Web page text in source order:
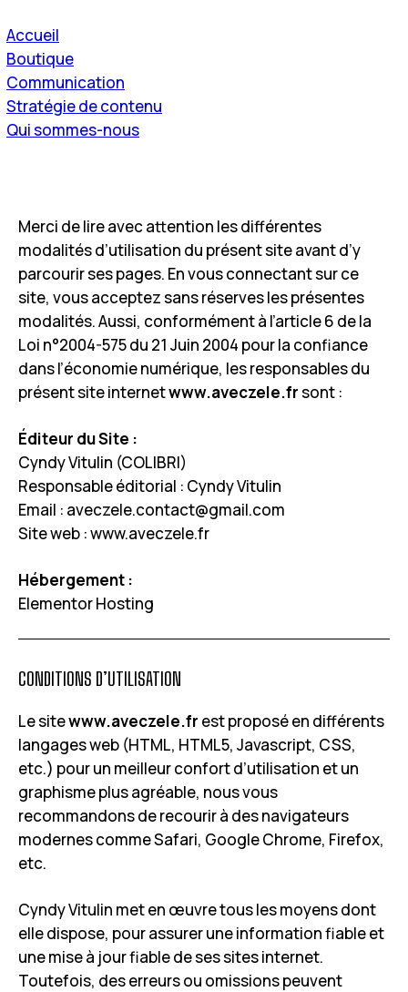
Accueil
Boutique
Communication
Stratégie de contenu
Qui sommes-nous
Merci de lire avec attention les différentes
modalités d’utilisation du présent site avant d’y
parcourir ses pages. En vous connectant sur ce
site, vous acceptez sans réserves les présentes
modalités. Aussi, conformément à l’article 6 de la
Loi n°2004-575 du 21 Juin 2004 pour la confiance
dans l’économie numérique, les responsables du
présent site internetwww.aveczele.frsont :
Éditeur du Site :
Cyndy Vitulin (COLIBRI)
Responsable éditorial : Cyndy Vitulin
Email : aveczele.contact@gmail.com
Site web :www.aveczele.fr
Hébergement :
Elementor Hosting
CONDITIONS D’UTILISATION
Le sitewww.aveczele.fr est proposé en différents
langages web (HTML, HTML5, Javascript, CSS,
etc.) pour un meilleur confort d’utilisation et un
graphisme plus agréable, nous vous
recommandons de recourir à des navigateurs
modernes comme Safari, Google Chrome, Firefox,
etc.
Cyndy Vitulin met en œuvre tous les moyens dont
elle dispose, pour assurer une information fiable et
une mise à jour fiable de ses sites internet.
Toutefois, des erreurs ou omissions peuvent